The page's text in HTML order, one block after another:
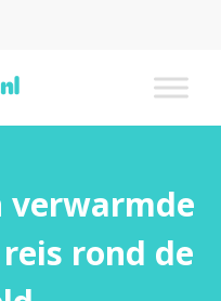
verwarmde
rond de